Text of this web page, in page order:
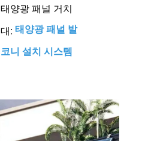
태양광 패널 거치
대:태양광 패널 발
코니 설치 시스템